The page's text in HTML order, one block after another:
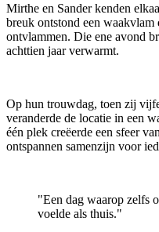
Mirthe en Sander kenden
breuk ontstond een waakvlam
ontvlammen. Die ene avond
achttien jaar verwarmt.
Op hun trouwdag, toen zij
veranderde de locatie in een
één plek creëerde een sfeer
ontspannen samenzijn voor
"Een dag waarop zelfs
voelde als thuis."